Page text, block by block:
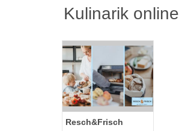
Kulinarik online
Resch&Frisch